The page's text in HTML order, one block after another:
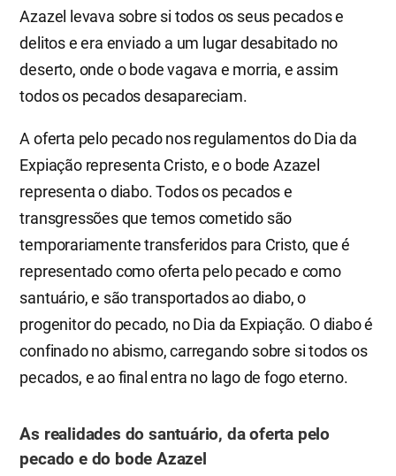
Azazel levava sobre si todos os seus pecados e
delitos e era enviado a um lugar desabitado no
deserto, onde o bode vagava e morria, e assim
todos os pecados desapareciam.
A oferta pelo pecado nos regulamentos do Dia da
Expiação representa Cristo, e o bode Azazel
representa o diabo. Todos os pecados e
transgressões que temos cometido são
temporariamente transferidos para Cristo, que é
representado como oferta pelo pecado e como
santuário, e são transportados ao diabo, o
progenitor do pecado, no Dia da Expiação. O diabo é
confinado no abismo, carregando sobre si todos os
pecados, e ao final entra no lago de fogo eterno.
As realidades do santuário, da oferta pelo
pecado e do bode Azazel